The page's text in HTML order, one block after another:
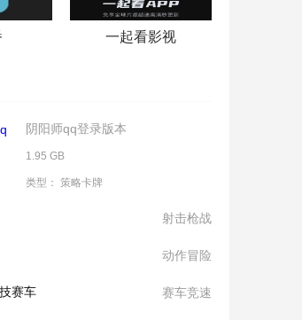
一起看影视
阴阳师qq登录版本
1.95 GB
类型： 策略卡牌
射击枪战
动作冒险
赛车 赛车竞速